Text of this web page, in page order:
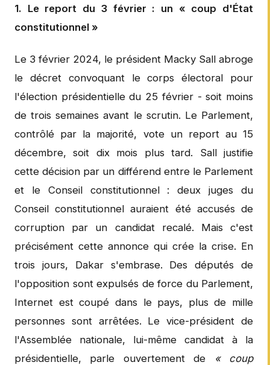
1. Le report du 3 février : un « coup d'État
constitutionnel »
Le 3 février 2024, le président Macky Sall abroge
le décret convoquant le corps électoral pour
l'élection présidentielle du 25 février - soit moins
de trois semaines avant le scrutin. Le Parlement,
contrôlé par la majorité, vote un report au 15
décembre, soit dix mois plus tard. Sall justifie
cette décision par un différend entre le Parlement
et le Conseil constitutionnel : deux juges du
Conseil constitutionnel auraient été accusés de
corruption par un candidat recalé. Mais c'est
précisément cette annonce qui crée la crise. En
trois jours, Dakar s'embrase. Des députés de
l'opposition sont expulsés de force du Parlement,
Internet est coupé dans le pays, plus de mille
personnes sont arrêtées. Le vice-président de
l'Assemblée nationale, lui-même candidat à la
présidentielle, parle ouvertement de
« coup